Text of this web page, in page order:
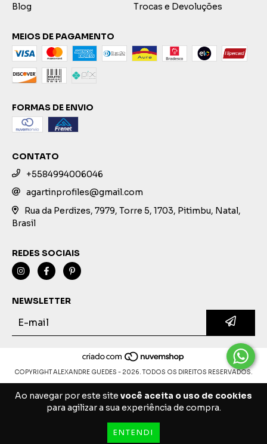
Ao navegar por este site você aceita o uso de cookies
para agilizar a sua experiência de compra.
ENTENDI
Blog Trocas e Devoluções
MEIOS DE PAGAMENTO
FORMAS DE ENVIO
CONTATO
+5584994006046
agartinprofiles@gmail.com
Rua da Perdizes, 7979, Torre 5, 1703, Pitimbu, Natal,
Brasil
REDES SOCIAIS
NEWSLETTER
COPYRIGHT ALEXANDRE GUEDES - 2026. TODOS OS DIREITOS RESERVADOS.